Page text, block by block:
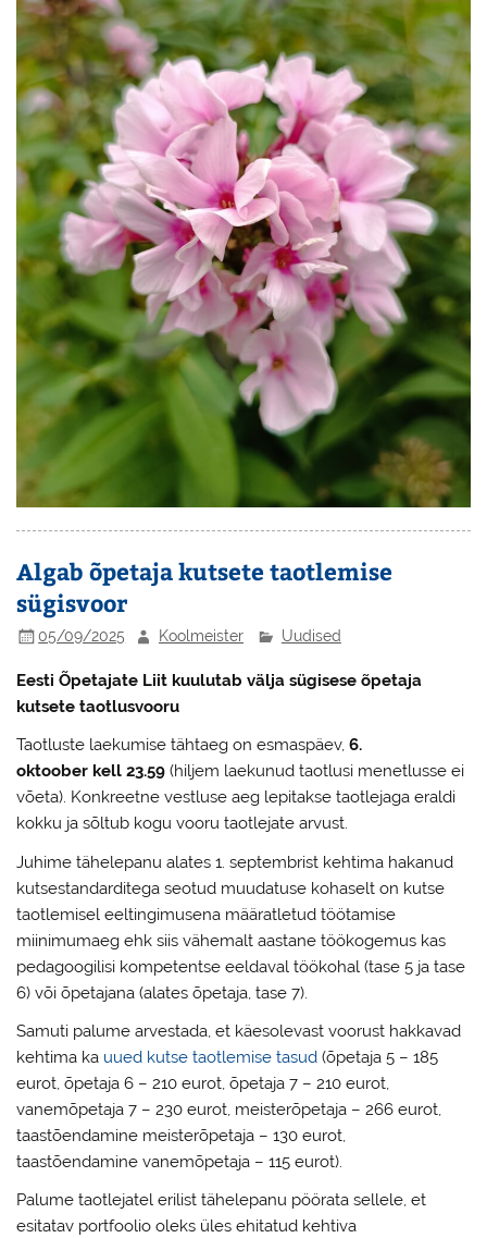
Algab õpetaja kutsete taotlemise
sügisvoor
05/09/2025 Koolmeister Uudised
Eesti Õpetajate Liit kuulutab välja sügisese õpetaja
kutsete taotlusvooru
Taotluste laekumise tähtaeg on esmaspäev,6.
oktoober kell 23.59 (hiljem laekunud taotlusi menetlusse ei
võeta). Konkreetne vestluse aeg lepitakse taotlejaga eraldi
kokku ja sõltub kogu vooru taotlejate arvust.
Juhime tähelepanu alates 1. septembrist kehtima hakanud
kutsestandarditega seotud muudatuse kohaselt on kutse
taotlemisel eeltingimusena määratletud töötamise
miinimumaeg ehk siis vähemalt aastane töökogemus kas
pedagoogilisi kompetentse eeldaval töökohal (tase 5 ja tase
6) või õpetajana (alates õpetaja, tase 7).
Samuti palume arvestada, et käesolevast voorust hakkavad
kehtima ka uued kutse taotlemise tasud (õpetaja 5 – 185
eurot, õpetaja 6 – 210 eurot, õpetaja 7 – 210 eurot,
vanemõpetaja 7 – 230 eurot, meisterõpetaja – 266 eurot,
taastõendamine meisterõpetaja – 130 eurot,
taastõendamine vanemõpetaja – 115 eurot).
Palume taotlejatel erilist tähelepanu pöörata sellele, et
esitatav portfoolio oleks üles ehitatud kehtiva